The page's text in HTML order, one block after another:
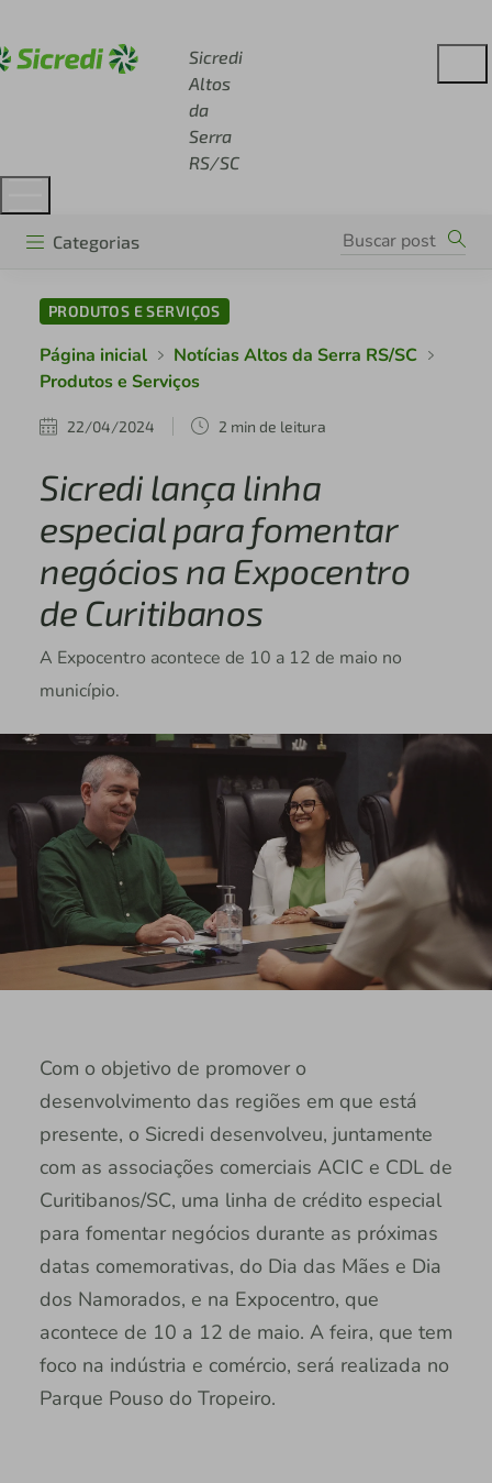
Sicredi
Altos
da
Serra
RS/SC
Categorias
PRODUTOS E SERVIÇOS
Página inicial
Notícias Altos da Serra RS/SC
Produtos e Serviços
22/04/2024 2 min de leitura
Sicredi lança linha
especial para fomentar
negócios na Expocentro
de Curitibanos
A Expocentro acontece de 10 a 12 de maio no
município.
Com o objetivo de promover o
desenvolvimento das regiões em que está
presente, o Sicredi desenvolveu, juntamente
com as associações comerciais ACIC e CDL de
Curitibanos/SC, uma linha de crédito especial
para fomentar negócios durante as próximas
datas comemorativas, do Dia das Mães e Dia
dos Namorados, e na Expocentro, que
acontece de 10 a 12 de maio. A feira, que tem
foco na indústria e comércio, será realizada no
Parque Pouso do Tropeiro.